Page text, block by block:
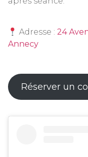
Adresse :24
Annecy
Réserver un